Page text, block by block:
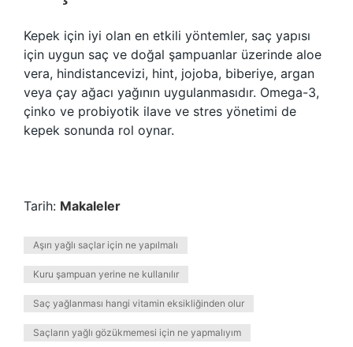
Kepek için iyi olan en etkili yöntemler, saç yapısı
için uygun saç ve doğal şampuanlar üzerinde aloe
vera, hindistancevizi, hint, jojoba, biberiye, argan
veya çay ağacı yağının uygulanmasıdır. Omega-3,
çinko ve probiyotik ilave ve stres yönetimi de
kepek sonunda rol oynar.
Tarih: Makaleler
Aşırı yağlı saçlar için ne yapılmalı
Kuru şampuan yerine ne kullanılır
Saç yağlanması hangi vitamin eksikliğinden olur
Saçların yağlı gözükmemesi için ne yapmalıyım